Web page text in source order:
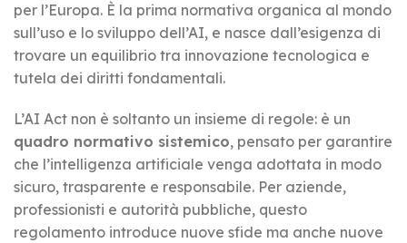
per l’Europa. È la prima normativa organica al mondo
sull’uso e lo sviluppo dell’AI, e nasce dall’esigenza di
trovare un equilibrio tra innovazione tecnologica e
tutela dei diritti fondamentali.
L’AI Act non è soltanto un insieme di regole: è un
quadro normativo sistemico, pensato per garantire
che l’intelligenza artificiale venga adottata in modo
sicuro, trasparente e responsabile. Per aziende,
professionisti e autorità pubbliche, questo
regolamento introduce nuove sfide ma anche nuove